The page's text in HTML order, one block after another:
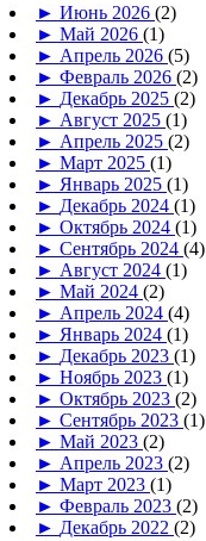
► Июнь 2026 (2)
► Май 2026 (1)
► Апрель 2026 (5)
► Февраль 2026 (2)
► Декабрь 2025 (2)
► Август 2025 (1)
► Апрель 2025 (2)
► Март 2025 (1)
► Январь 2025 (1)
► Декабрь 2024 (1)
► Октябрь 2024 (1)
► Сентябрь 2024 (4)
► Август 2024 (1)
► Май 2024 (2)
► Апрель 2024 (4)
► Январь 2024 (1)
► Декабрь 2023 (1)
► Ноябрь 2023 (1)
► Октябрь 2023 (2)
► Сентябрь 2023 (1)
► Май 2023 (2)
► Апрель 2023 (2)
► Март 2023 (1)
► Февраль 2023 (2)
► Декабрь 2022 (2)